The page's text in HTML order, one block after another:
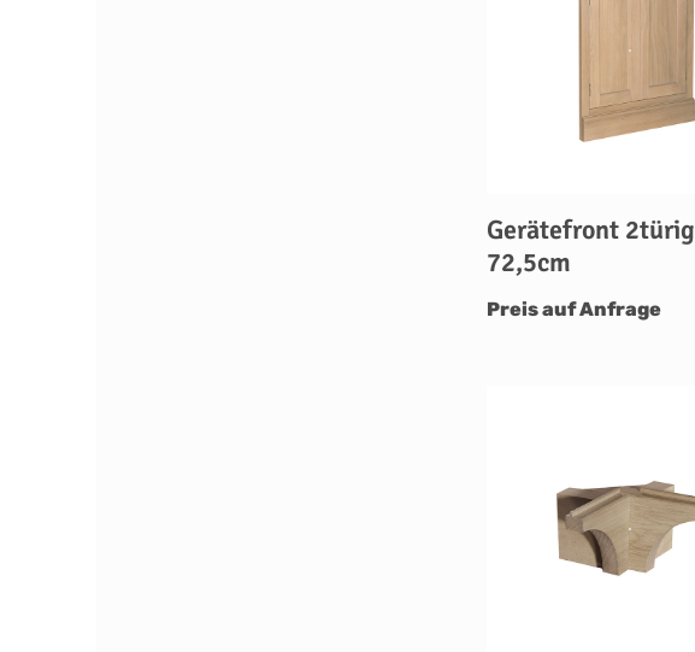
Gerätefront 2türig
72,5cm
Preis auf Anfrage